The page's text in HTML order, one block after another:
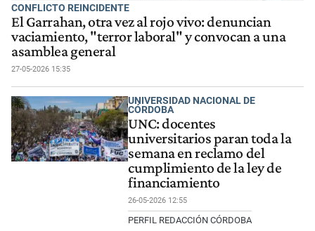
CONFLICTO REINCIDENTE
El Garrahan, otra vez al rojo vivo: denuncian
vaciamiento, "terror laboral" y convocan a una
asamblea general
27-05-2026 15:35
UNIVERSIDAD NACIONAL DE
CÓRDOBA
UNC: docentes
universitarios paran toda la
semana en reclamo del
cumplimiento de la ley de
financiamiento
26-05-2026 12:55
PERFIL REDACCIÓN CÓRDOBA